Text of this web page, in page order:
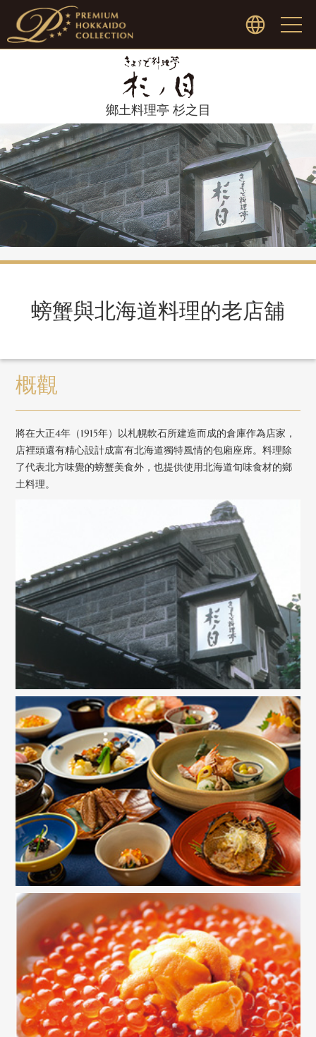
高爾夫球場
藝術
会社概要
內容洽詢
鄉土料理亭 杉之目
螃蟹與北海道料理的老店舖
概觀
將在大正4年（1915年）以札幌軟石所建造而成的倉庫作為店家，
店裡頭還有精心設計成富有北海道獨特風情的包廂座席。料理除
了代表北方味覺的螃蟹美食外，也提供使用北海道旬味食材的鄉
土料理。